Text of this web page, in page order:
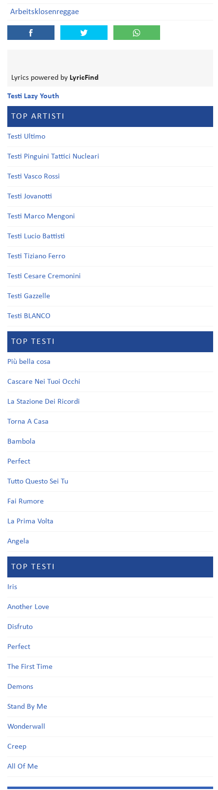
Arbeitsklosenreggae
Lyrics powered by LyricFind
Testi Lazy Youth
TOP ARTISTI
Testi Ultimo
Testi Pinguini Tattici Nucleari
Testi Vasco Rossi
Testi Jovanotti
Testi Marco Mengoni
Testi Lucio Battisti
Testi Tiziano Ferro
Testi Cesare Cremonini
Testi Gazzelle
Testi BLANCO
TOP TESTI
Più bella cosa
Cascare Nei Tuoi Occhi
La Stazione Dei Ricordi
Torna A Casa
Bambola
Perfect
Tutto Questo Sei Tu
Fai Rumore
La Prima Volta
Angela
TOP TESTI
Iris
Another Love
Disfruto
Perfect
The First Time
Demons
Stand By Me
Wonderwall
Creep
All Of Me